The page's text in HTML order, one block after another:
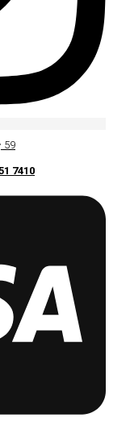
59
7410